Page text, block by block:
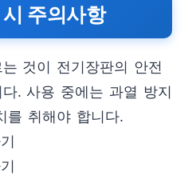
주의사항
것이 전기장판의 안전
. 사용 중에는 과열 방지
를 취해야 합니다.